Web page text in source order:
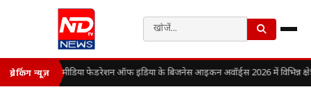
ब्रेकिंग न्यूज़ मीडिया फेडरेशन ऑफ इंडिया के बिजनेस आइकन अवॉर्ड्स 2026 में विभिन्न